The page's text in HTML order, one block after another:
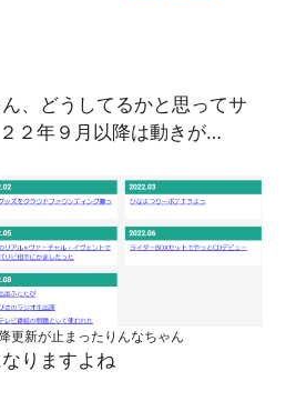
、どうしてるかと思ってサ
２年９月以降は動きが…
更新が止まったりんなちゃん
りますよね